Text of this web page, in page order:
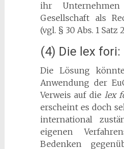
ihr
Gesellschaft als
(vgl. § 30 Abs. 1 Satz
(4) Die lex fori:
Die Lösung
Anwendung der
Verweis auf die lex
erscheint es doch
international
eigenen
Bedenken